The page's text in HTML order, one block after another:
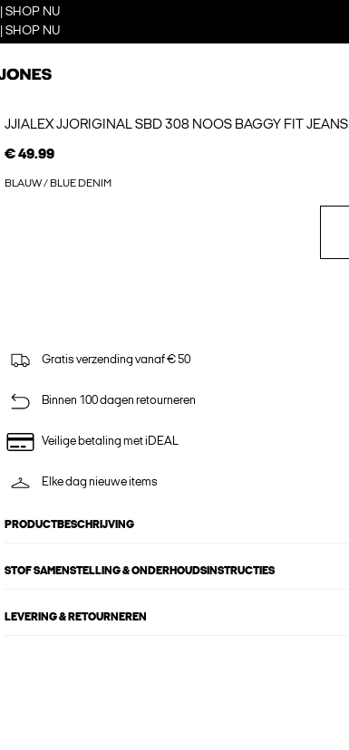
SHOP NU
SHOP NU
JJIALEX JJORIGINAL SBD 308 NOOS BAGGY FIT JEANS
€ 49.99
BLAUW / BLUE DENIM
Gratis verzending vanaf € 50
Binnen 100 dagen retourneren
Veilige betaling met iDEAL
Elke dag nieuwe items
PRODUCTBESCHRIJVING
STOF SAMENSTELLING & ONDERHOUDSINSTRUCTIES
LEVERING & RETOURNEREN